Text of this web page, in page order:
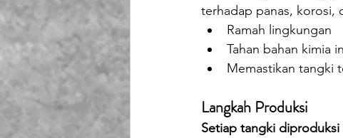
terhadap panas, korosi,
Ramah lingkungan
Tahan bahan kimia
Memastikan tangki
Langkah Produksi
Setiap tangki diproduksi